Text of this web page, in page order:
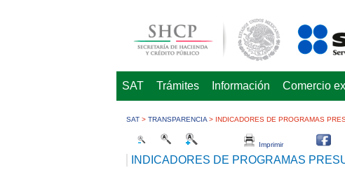
SAT Trámites Información Comercio
SAT > TRANSPARENCIA > INDICADORES DE PROGRAMAS
Imprimir
INDICADORES DE PROGRAMAS